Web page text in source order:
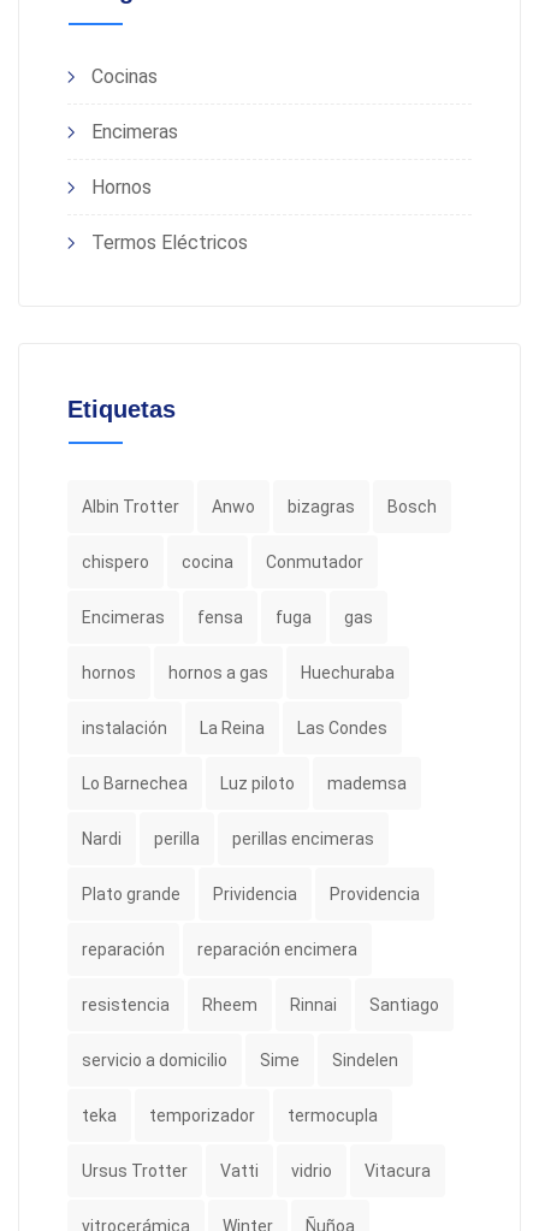
Cocinas
Encimeras
Hornos
Termos Eléctricos
Etiquetas
Albin Trotter Anwo bizagras Bosch
chispero cocina Conmutador
Encimeras fensa fuga gas
hornos hornos a gas Huechuraba
instalación La Reina Las Condes
Lo Barnechea Luz piloto mademsa
Nardi perilla perillas encimeras
Plato grande Prividencia Providencia
reparación reparación encimera
resistencia Rheem Rinnai Santiago
servicio a domicilio Sime Sindelen
teka temporizador termocupla
Ursus Trotter Vatti vidrio Vitacura
vitrocerámica Winter Ñuñoa